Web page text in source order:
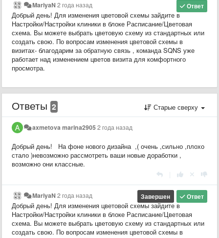
Ответ
MariyaN 2 года назад
Добрый день! Для изменения цветовой схемы зайдите в
Настройки/Настройки клиники в блоке Расписание/Цветовая
схема. Вы можете выбрать цветовую схему из стандартных или
создать свою. По вопросам изменения цветовой схемы в
визитах- благодарим за обратную связь , команда SQNS уже
работает над изменением цветов визита для комфортного
просмотра.
Ответы 2 Старые сверху
axmetova marina29052 года назад
Добрый день! На фоне нового дизайна ,( очень ,сильно ,плохо
стало )невозможно рассмотреть ваши новые доработки ,
возможно они классные.
Ответ
Завершен
MariyaN 2 года назад
Добрый день! Для изменения цветовой схемы зайдите в
Настройки/Настройки клиники в блоке Расписание/Цветовая
схема. Вы можете выбрать цветовую схему из стандартных или
создать свою. По вопросам изменения цветовой схемы в